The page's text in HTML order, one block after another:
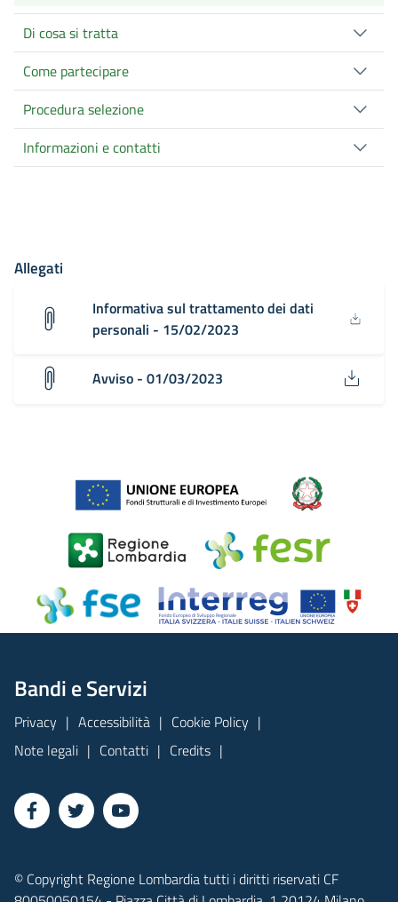
Di cosa si tratta
Come partecipare
Procedura selezione
Informazioni e contatti
Allegati
Informativa sul trattamento dei dati
personali - 15/02/2023
Avviso - 01/03/2023
Bandi e Servizi
Privacy Accessibilità
Cookie Policy
Note legali
Contatti Credits
© Copyright Regione Lombardia tutti i diritti riservati CF